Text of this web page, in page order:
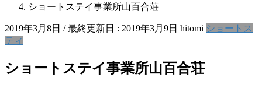
ショートステイ事業所山百合荘
2019年3月8日 / 最終更新日 : 2019年3月9日 hitomi ショートス
ティ
ショートステイ事業所山百合荘